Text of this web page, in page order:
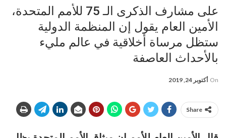
على مشارف الذكرى الـ 75 للأمم المتحدة،
الأمين العام يقول إن المنظمة الدولية
ستظل مرساة أخلاقية في عالم مليء
بالأحداث العاصفة
On أكتوبر 24, 2019
Share